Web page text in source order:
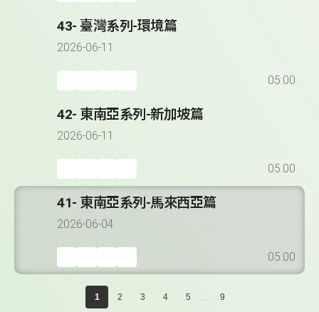
43- 臺灣系列-環境篇
2026-06-11
05:00
42- 東南亞系列-新加坡篇
2026-06-11
05:00
41- 東南亞系列-馬來西亞篇
2026-06-04
05:00
1 2 3 4 5 ... 9